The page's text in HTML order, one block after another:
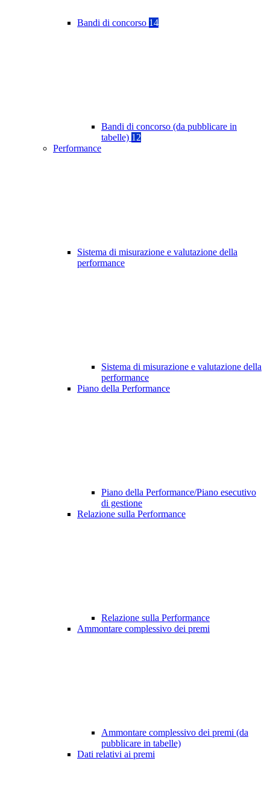
Bandi di concorso 14
Bandi di concorso (da pubblicare in
tabelle) 12
Performance
Sistema di misurazione e valutazione della
performance
Sistema di misurazione e valutazione della
performance
Piano della Performance
Piano della Performance/Piano esecutivo
di gestione
Relazione sulla Performance
Relazione sulla Performance
Ammontare complessivo dei premi
Ammontare complessivo dei premi (da
pubblicare in tabelle)
Dati relativi ai premi